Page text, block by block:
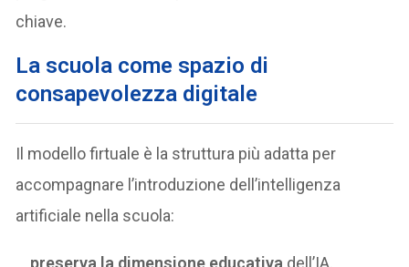
chiave.
La scuola come spazio di
consapevolezza digitale
Il modello firtuale è la struttura più adatta per
accompagnare l’introduzione dell’intelligenza
artificiale nella scuola:
preserva la dimensione educativa dell’IA,